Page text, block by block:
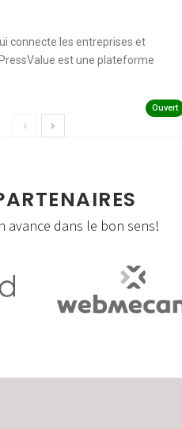
connecte les entreprises et
est une plateforme
Ouvert
avance dans le bon sens!